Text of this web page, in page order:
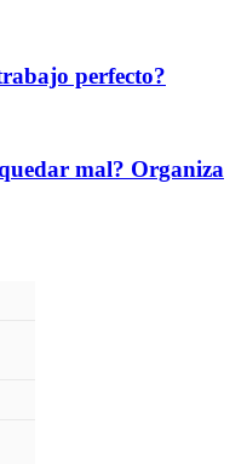
perfecto?
mal? Organiza